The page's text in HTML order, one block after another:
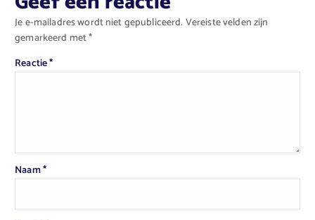
Je e-mailadres wordt niet gepubliceerd. Vereiste velden zijn
gemarkeerd met*
Reactie*
Naam*